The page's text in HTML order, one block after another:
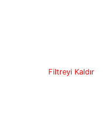
Filtreyi Kaldır